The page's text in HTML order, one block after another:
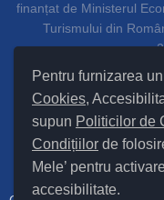
Pentru furnizarea
Cookies,
supun Politicilor de
Condițiilor de
Mele’ pentru
accesibilitate.
finanțat de Ministerul
Turismului din
Setări